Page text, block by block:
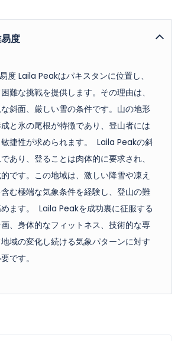
度
度 Laila Peakはパキスタンに位置し、
難な挑戦を提供します。その理由は、
斜面、厳しい雪の条件です。山の地形
と氷の尾根が特徴であり、登山者には
捷性が求められます。 Laila Peakの斜
あり、登ることは肉体的に要求され、
です。この地域は、激しい降雪や凍え
む極端な気象条件を経験し、登山の難
ます。 Laila Peakを成功裏に征服する
、身体的なフィットネス、技術的な専
域の変化し続ける気象パターンに対す
です。